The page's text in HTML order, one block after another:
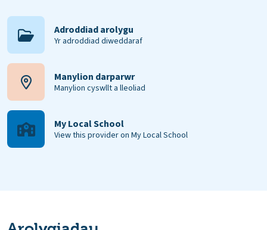
Adroddiad arolygu
Yr adroddiad diweddaraf
Manylion darparwr
Manylion cyswllt a lleoliad
My Local School
View this provider on My Local School